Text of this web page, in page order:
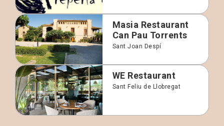
Masia Restaurant
Can Pau Torrents
Sant Joan Despí
WE Restaurant
Sant Feliu de Llobregat